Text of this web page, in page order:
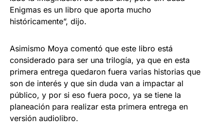
Enigmas es un libro que aporta mucho
históricamente”, dijo.
Asimismo Moya comentó que este libro está
considerado para ser una trilogía, ya que en esta
primera entrega quedaron fuera varias historias que
son de interés y que sin duda van a impactar al
público, y por si eso fuera poco, ya se tiene la
planeación para realizar esta primera entrega en
versión audiolibro.